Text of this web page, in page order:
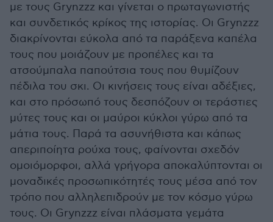
με τους Grynzzz και γίνεται ο πρωταγωνιστής
και συνδετικός κρίκος της ιστορίας. Οι Grynzzz
διακρίνονται εύκολα από τα παράξενα καπέλα
τους που μοιάζουν με προπέλες και τα
ατσούμπαλα παπούτσια τους που θυμίζουν
πέδιλα του σκι. Οι κινήσεις τους είναι αδέξιες,
και στο πρόσωπό τους δεσπόζουν οι τεράστιες
μύτες τους και οι μαύροι κύκλοι γύρω από τα
μάτια τους. Παρά τα ασυνήθιστα και κάπως
απεριποίητα ρούχα τους, φαίνονται σχεδόν
ομοιόμορφοι, αλλά γρήγορα αποκαλύπτονται οι
μοναδικές προσωπικότητές τους μέσα από τον
τρόπο που αλληλεπιδρούν με τον κόσμο γύρω
τους. Οι Grynzzz είναι πλάσματα γεμάτα